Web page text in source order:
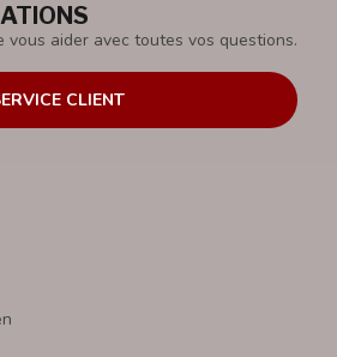
vous aider avec toutes vos questions.
CLIENT